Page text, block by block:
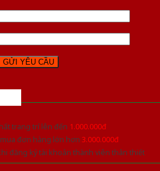
trang trí lên đến 1.000.000đ
đơn hàng lớn hơn 3.000.000đ
đăng ký tài khoản thành viên thân thiết